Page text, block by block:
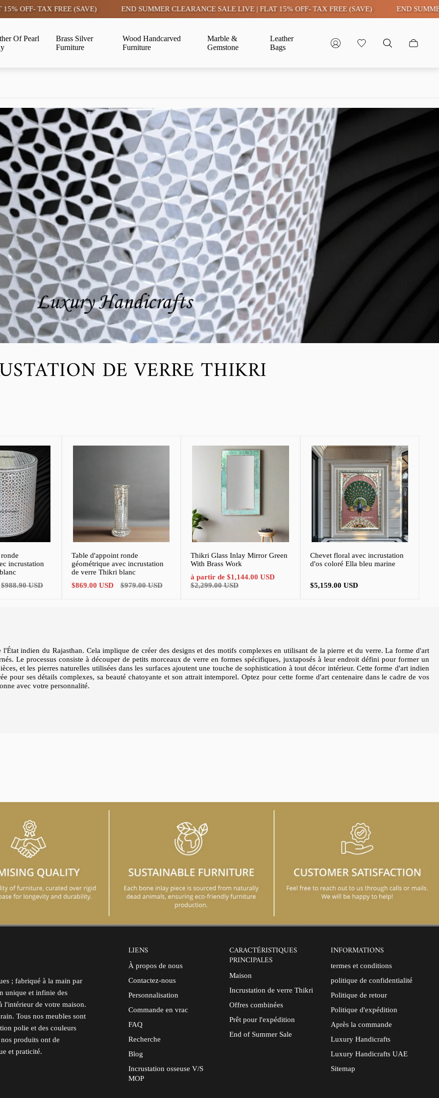
TAX FREE (SAVE) END SUMMER CLEARANCE SALE LIVE | FLAT 15% OFF- TAX FREE (SAVE) END SUMMER
Of Pearl
Brass Silver
Furniture
Wood Handcarved
Furniture
Marble &
Gemstone
Leather
Bags
DE VERRE THIKRI
incrustation
$988.90 USD
Table d'appoint ronde
géométrique avec incrustation
de verre Thikri blanc
Prix
$869.00 USD
Prix
$979.00 USD
Thikri Glass Inlay Mirror Green
With Brass Work
Prix
de
à partir de $1,144.00 USD
$2,299.00 USD
Chevet floral avec incrustation
d'os coloré Ella bleu marine
Prix
$5,159.00 USD
indien du Rajasthan. Cela implique de créer des designs et des motifs complexes en utilisant de la pierre et du verre. La forme d'art
Le processus consiste à découper de petits morceaux de verre en formes spécifiques, juxtaposés à leur endroit défini pour former un
et les pierres naturelles utilisées dans les surfaces ajoutent une touche de sophistication à tout décor intérieur. Cette forme d'art indien
pour ses détails complexes, sa beauté chatoyante et son attrait intemporel. Optez pour cette forme d'art centenaire dans le cadre de vos
avec votre personnalité.
; fabriqué à la main par
unique et infinie des
l'intérieur de votre maison.
Tous nos meubles sont
polie et des couleurs
produits ont de
et praticité.
LIENS
À propos de nous
Contactez-nous
Personnalisation
Commande en vrac
FAQ
Recherche
Blog
Incrustation osseuse V/S
MOP
CARACTÉRISTIQUES
PRINCIPALES
Maison
Incrustation de verre Thikri
Offres combinées
Prêt pour l'expédition
End of Summer Sale
INFORMATIONS
termes et conditions
politique de confidentialité
Politique de retour
Politique d'expédition
Après la commande
Luxury Handicrafts
Luxury Handicrafts UAE
Sitemap